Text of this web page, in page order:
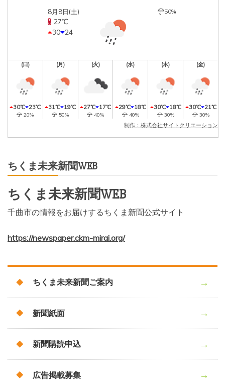
8月8日(土)
27℃
30 24
50%
(日)
30℃ 23℃
20%
(月)
31℃ 19℃
50%
(火)
27℃ 17℃
40%
(水)
29℃ 18℃
40%
(木)
30℃ 18℃
30%
(金)
30℃ 21℃
30%
制作：株式会社サイトクリエーション
ちくま未来新聞WEB
ちくま未来新聞WEB
千曲市の情報をお届けするちくま新聞公式サイト
https://newspaper.ckm-mirai.org/
ちくま未来新聞ご案内
新聞紙面
新聞購読申込
広告掲載募集